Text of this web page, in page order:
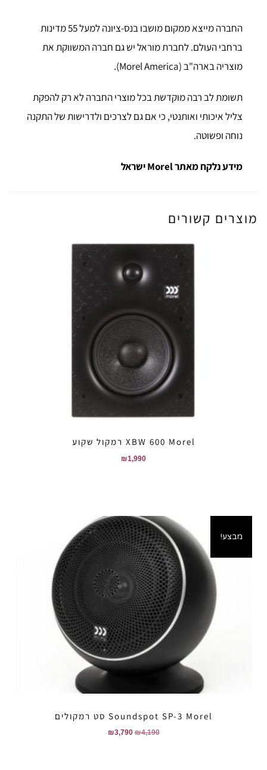
החברה מייצא ממקום מושבו בנס-ציונה למעל 55 מדינות
ברחבי העולם. לחברת מוראל יש גם חברה המשווקת את
מוצריה בארה"ב (Morel America).
תשומת לב רבה מוקדשת בכל מוצרי החברה לא רק להפקת
צליל איכותי ואותנטי, כי אם גם לצרכים ולדרישות של התקנה
נוחה ופשוטה.
מידע נלקח מאתר Morel ישראל
מוצרים קשורים
XBW 600 Morel רמקול שקוע
₪1,990
מבצע!
Soundspot SP-3 Morel סט רמקולים
₪4,190
₪3,790